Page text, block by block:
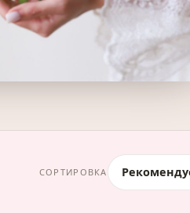
СОРТИРОВКА